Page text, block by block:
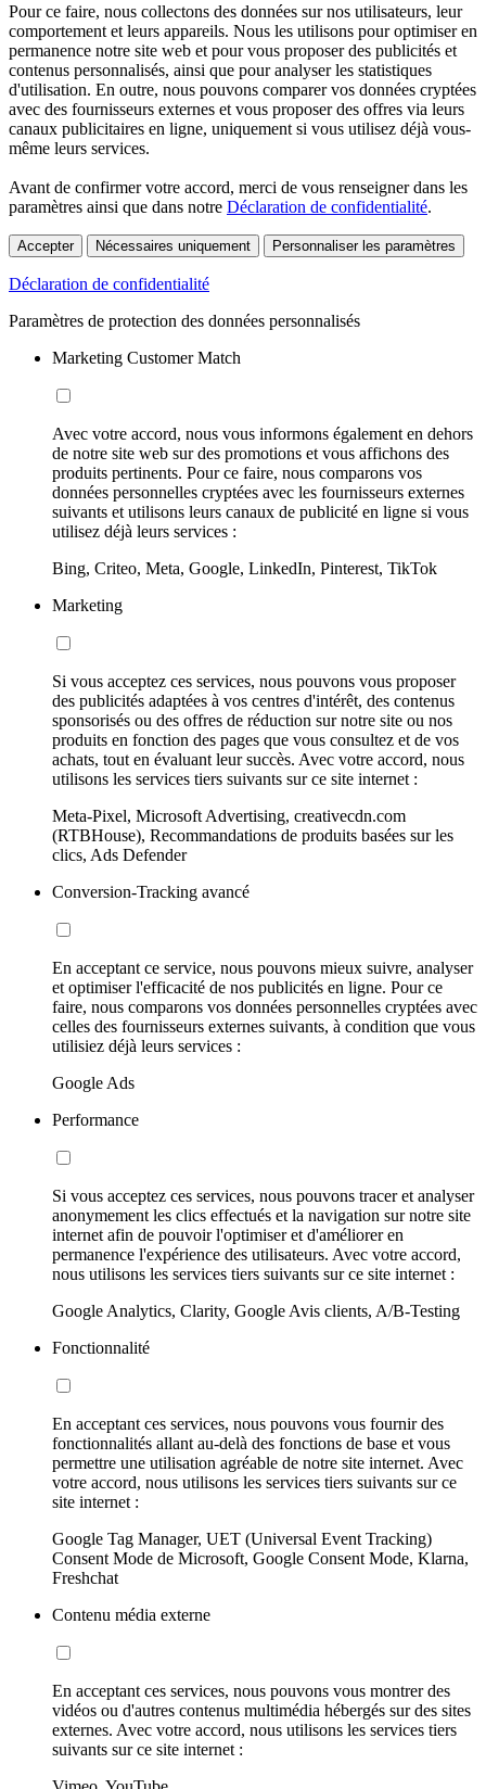
Pour ce faire, nous collectons des données sur nos utilisateurs, leur
comportement et leurs appareils. Nous les utilisons pour optimiser en
permanence notre site web et pour vous proposer des publicités et
contenus personnalisés, ainsi que pour analyser les statistiques
d'utilisation. En outre, nous pouvons comparer vos données cryptées
avec des fournisseurs externes et vous proposer des offres via leurs
canaux publicitaires en ligne, uniquement si vous utilisez déjà vous-
même leurs services.
Avant de confirmer votre accord, merci de vous renseigner dans les
paramètres ainsi que dans notre Déclaration de confidentialité.
Accepter Nécessaires uniquement Personnaliser les paramètres
Déclaration de confidentialité
Paramètres de protection des données personnalisés
Marketing Customer Match
Avec votre accord, nous vous informons également en dehors
de notre site web sur des promotions et vous affichons des
produits pertinents. Pour ce faire, nous comparons vos
données personnelles cryptées avec les fournisseurs externes
suivants et utilisons leurs canaux de publicité en ligne si vous
utilisez déjà leurs services :
Bing, Criteo, Meta, Google, LinkedIn, Pinterest, TikTok
Marketing
Si vous acceptez ces services, nous pouvons vous proposer
des publicités adaptées à vos centres d'intérêt, des contenus
sponsorisés ou des offres de réduction sur notre site ou nos
produits en fonction des pages que vous consultez et de vos
achats, tout en évaluant leur succès. Avec votre accord, nous
utilisons les services tiers suivants sur ce site internet :
Meta-Pixel, Microsoft Advertising, creativecdn.com
(RTBHouse), Recommandations de produits basées sur les
clics, Ads Defender
Conversion-Tracking avancé
En acceptant ce service, nous pouvons mieux suivre, analyser
et optimiser l'efficacité de nos publicités en ligne. Pour ce
faire, nous comparons vos données personnelles cryptées avec
celles des fournisseurs externes suivants, à condition que vous
utilisiez déjà leurs services :
Google Ads
Performance
Si vous acceptez ces services, nous pouvons tracer et analyser
anonymement les clics effectués et la navigation sur notre site
internet afin de pouvoir l'optimiser et d'améliorer en
permanence l'expérience des utilisateurs. Avec votre accord,
nous utilisons les services tiers suivants sur ce site internet :
Google Analytics, Clarity, Google Avis clients, A/B-Testing
Fonctionnalité
En acceptant ces services, nous pouvons vous fournir des
fonctionnalités allant au-delà des fonctions de base et vous
permettre une utilisation agréable de notre site internet. Avec
votre accord, nous utilisons les services tiers suivants sur ce
site internet :
Google Tag Manager, UET (Universal Event Tracking)
Consent Mode de Microsoft, Google Consent Mode, Klarna,
Freshchat
Contenu média externe
En acceptant ces services, nous pouvons vous montrer des
vidéos ou d'autres contenus multimédia hébergés sur des sites
externes. Avec votre accord, nous utilisons les services tiers
suivants sur ce site internet :